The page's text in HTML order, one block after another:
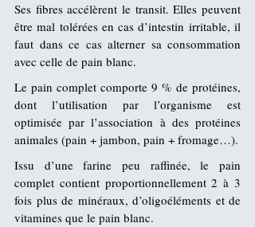
Ses fibres accélèrent le transit. Elles peuvent
être mal tolérées en cas d’intestin irritable, il
faut dans ce cas alterner sa consommation
avec celle de pain blanc.
Le pain complet comporte 9 % de protéines,
dont l’utilisation par l’organisme est
optimisée par l’association à des protéines
animales (pain + jambon, pain + fromage…).
Issu d’une farine peu raffinée, le pain
complet contient proportionnellement 2 à 3
vitamines que le pain blanc.